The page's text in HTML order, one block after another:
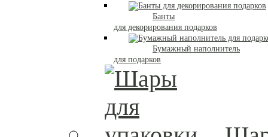
Банты
для декорирования подарков
Бумажный наполнитель
для подарков